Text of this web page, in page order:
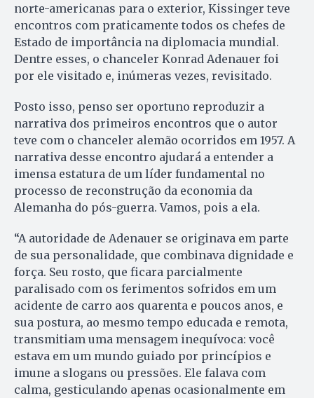
norte-americanas para o exterior, Kissinger teve
encontros com praticamente todos os chefes de
Estado de importância na diplomacia mundial.
Dentre esses, o chanceler Konrad Adenauer foi
por ele visitado e, inúmeras vezes, revisitado.
Posto isso, penso ser oportuno reproduzir a
narrativa dos primeiros encontros que o autor
teve com o chanceler alemão ocorridos em 1957. A
narrativa desse encontro ajudará a entender a
imensa estatura de um líder fundamental no
processo de reconstrução da economia da
Alemanha do pós-guerra. Vamos, pois a ela.
“A autoridade de Adenauer se originava em parte
de sua personalidade, que combinava dignidade e
força. Seu rosto, que ficara parcialmente
paralisado com os ferimentos sofridos em um
acidente de carro aos quarenta e poucos anos, e
sua postura, ao mesmo tempo educada e remota,
transmitiam uma mensagem inequívoca: você
estava em um mundo guiado por princípios e
imune a slogans ou pressões. Ele falava com
calma, gesticulando apenas ocasionalmente em